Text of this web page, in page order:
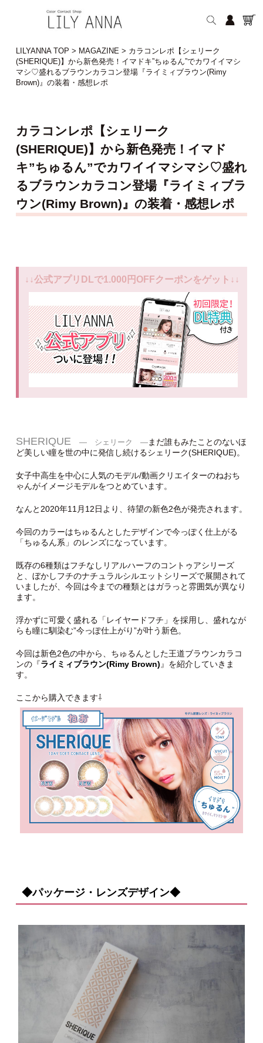
LILYANNA TOP > MAGAZINE> カラコンレポ【シェリーク
(SHERIQUE)】から新色発売！イマドキ”ちゅるん”でカワイイマシ
マシ♡盛れるブラウンカラコン登場『ライミィブラウン(Rimy
Brown)』の装着・感想レポ
カラコンレポ【シェリーク
(SHERIQUE)】から新色発売！イマド
キ”ちゅるん”でカワイイマシマシ♡盛れ
るブラウンカラコン登場『ライミィブラ
ウン(Rimy Brown)』の装着・感想レポ
↓↓公式アプリDLで1.000円OFFクーポンをゲット↓↓
SHERIQUE ― シェリーク ―まだ誰もみたことのないほ
ど美しい瞳を世の中に発信し続けるシェリーク(SHERIQUE)。
女子中高生を中心に人気のモデル/動画クリエイターのねおち
ゃんがイメージモデルをつとめています。
なんと2020年11月12日より、待望の新色2色が発売されます。
今回のカラーはちゅるんとしたデザインで今っぽく仕上がる
「ちゅるん系」のレンズになっています。
既存の6種類はフチなしリアルハーフのコントゥアシリーズ
と、ぼかしフチのナチュラルシルエットシリーズで展開されて
いましたが、今回は今までの種類とはガラっと雰囲気が異なり
ます。
浮かずに可愛く盛れる「レイヤードフチ」を採用し、盛れなが
らも瞳に馴染む”今っぽ仕上がり”が叶う新色。
今回は新色2色の中から、ちゅるんとした王道ブラウンカラコ
ンの『ライミィブラウン(Rimy Brown) 』を紹介していきま
す。
ここから購入できます⇩
◆パッケージ・レンズデザイン◆